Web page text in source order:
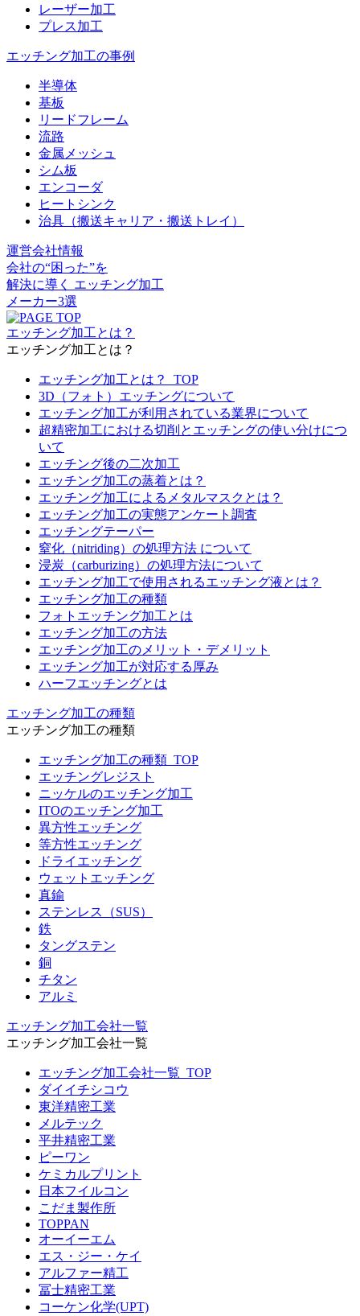
レーザー加工
プレス加工
エッチング加工の事例
半導体
基板
リードフレーム
流路
金属メッシュ
シム板
エンコーダ
ヒートシンク
治具（搬送キャリア・搬送トレイ）
運営会社情報
会社の“困った”を
解決に導く
エッチング加工
メーカー3選
エッチング加工とは？
エッチング加工とは？
エッチング加工とは？_TOP
3D（フォト）エッチングについて
エッチング加工が利用されている業界について
超精密加工における切削とエッチングの使い分けにつ
いて
エッチング後の二次加工
エッチング加工の蒸着とは？
エッチング加工によるメタルマスクとは？
エッチング加工の実態アンケート調査
エッチングテーパー
窒化（nitriding）の処理方法 について
浸炭（carburizing）の処理方法について
エッチング加工で使用されるエッチング液とは？
エッチング加工の種類
フォトエッチング加工とは
エッチング加工の方法
エッチング加工のメリット・デメリット
エッチング加工が対応する厚み
ハーフエッチングとは
エッチング加工の種類
エッチング加工の種類
エッチング加工の種類_TOP
エッチングレジスト
ニッケルのエッチング加工
ITOのエッチング加工
異方性エッチング
等方性エッチング
ドライエッチング
ウェットエッチング
真鍮
ステンレス（SUS）
鉄
タングステン
銅
チタン
アルミ
エッチング加工会社一覧
エッチング加工会社一覧
エッチング加工会社一覧_TOP
ダイイチシコウ
東洋精密工業
メルテック
平井精密工業
ピーワン
ケミカルプリント
日本フイルコン
こだま製作所
TOPPAN
オーイーエム
エス・ジー・ケイ
アルファー精工
冨士精密工業
コーケン化学(UPT)